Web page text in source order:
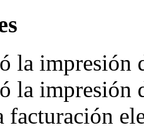
la impresión
la impresión
facturación